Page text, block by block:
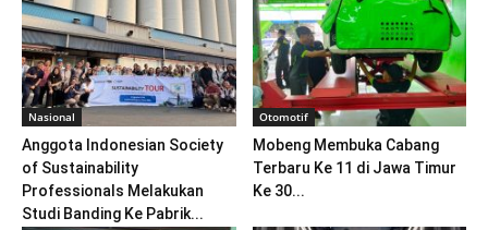
Nasional
Anggota Indonesian Society
of Sustainability
Professionals Melakukan
Studi Banding Ke Pabrik...
Otomotif
Mobeng Membuka Cabang
Terbaru Ke 11 di Jawa Timur
Ke 30...